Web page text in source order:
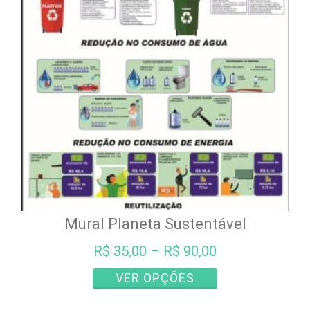
Mural Planeta Sustentável
R$ 35,00 – R$ 90,00
VER OPÇÕES
produto